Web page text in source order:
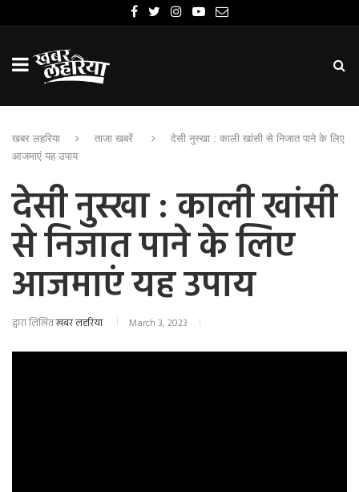
खबर लहरिया ताजा खबरें
देसी नुस्खा : काली खांसी से निजात पाने के लिए
आजमाएं यह उपाय
देसी नुस्खा : काली खांसी
से निजात पाने के लिए
आजमाएं यह उपाय
द्वारा लिखितखबर लहरिया March 3, 2023